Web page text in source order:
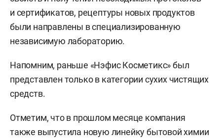
и сертификатов, рецептуры новых продуктов
были направлены в специализированную
независимую лабораторию.
Напомним, раньше «Нэфис Косметикс» был
представлен только в категории сухих чистящих
средств.
Отметим, что в прошлом месяце компания
также выпустила новую линейку бытовой химии